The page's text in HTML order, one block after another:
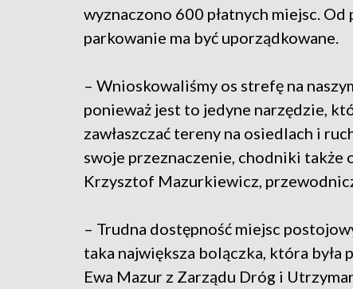
wyznaczono 600 płatnych miejsc. Od
parkowanie ma być uporządkowane.
– Wnioskowaliśmy os strefę na
ponieważ jest to jedyne narzędzie,
zawłaszczać tereny na osiedlach i
swoje przeznaczenie, chodniki także
Krzysztof Mazurkiewicz,
– Trudna dostępność miejsc
taka największa bolączka, która
Ewa Mazur z Zarządu Dróg i